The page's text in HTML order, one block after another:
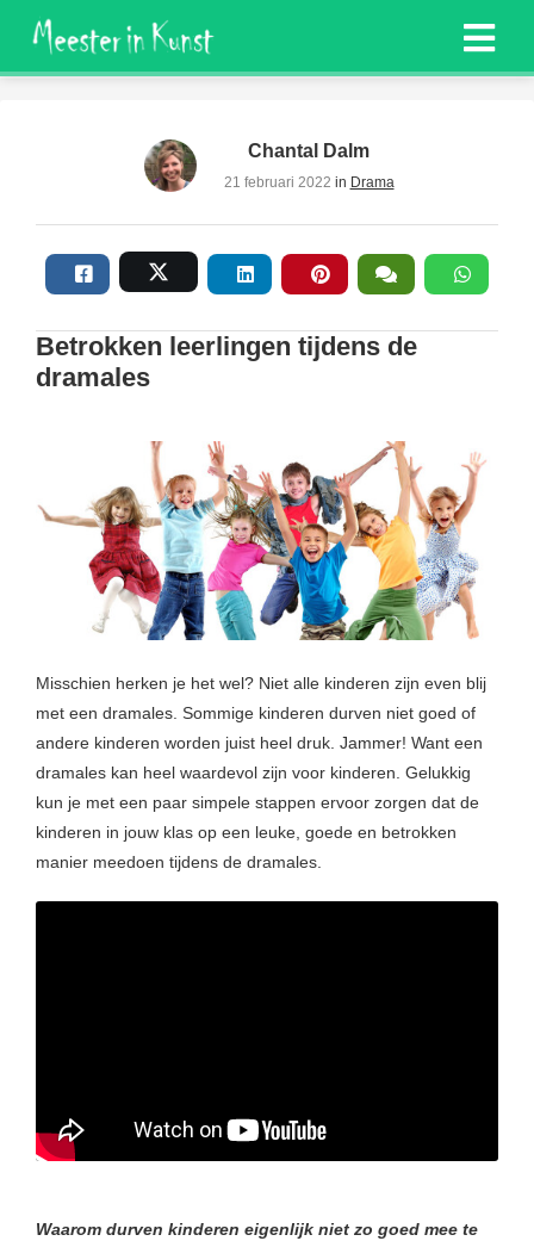
Chantal Dalm
21 februari 2022 in Drama
Betrokken leerlingen tijdens de
dramales
Misschien herken je het wel? Niet alle kinderen zijn even blij
met een dramales. Sommige kinderen durven niet goed of
andere kinderen worden juist heel druk. Jammer! Want een
dramales kan heel waardevol zijn voor kinderen. Gelukkig
kun je met een paar simpele stappen ervoor zorgen dat de
kinderen in jouw klas op een leuke, goede en betrokken
manier meedoen tijdens de dramales.
Waarom durven kinderen eigenlijk niet zo goed mee te